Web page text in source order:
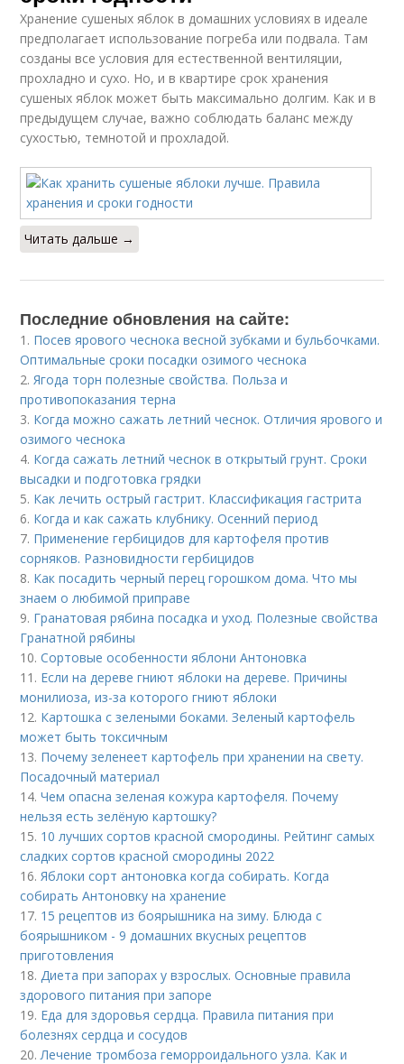
Хранение сушеных яблок в домашних условиях в идеале
предполагает использование погреба или подвала. Там
созданы все условия для естественной вентиляции,
прохладно и сухо. Но, и в квартире срок хранения
сушеных яблок может быть максимально долгим. Как и в
предыдущем случае, важно соблюдать баланс между
сухостью, темнотой и прохладой.
Читать дальше →
Последние обновления на сайте:
1. Посев ярового чеснока весной зубками и бульбочками.
Оптимальные сроки посадки озимого чеснока
2.Ягода торн полезные свойства. Польза и
противопоказания терна
3. Когда можно сажать летний чеснок. Отличия ярового и
озимого чеснока
4. Когда сажать летний чеснок в открытый грунт. Сроки
высадки и подготовка грядки
5. Как лечить острый гастрит. Классификация гастрита
6. Когда и как сажать клубнику. Осенний период
7. Применение гербицидов для картофеля против
сорняков. Разновидности гербицидов
8. Как посадить черный перец горошком дома. Что мы
знаем о любимой приправе
9. Гранатовая рябина посадка и уход. Полезные свойства
Гранатной рябины
10.Сортовые особенности яблони Антоновка
11. Если на дереве гниют яблоки на дереве. Причины
монилиоза, из-за которого гниют яблоки
12. Картошка с зелеными боками. Зеленый картофель
может быть токсичным
13. Почему зеленеет картофель при хранении на свету.
Посадочный материал
14.Чем опасна зеленая кожура картофеля. Почему
нельзя есть зелёную картошку?
15. 10 лучших сортов красной смородины. Рейтинг самых
сладких сортов красной смородины 2022
16.Яблоки сорт антоновка когда собирать. Когда
собирать Антоновку на хранение
17. 15 рецептов из боярышника на зиму. Блюда с
боярышником - 9 домашних вкусных рецептов
приготовления
18.Диета при запорах у взрослых. Основные правила
здорового питания при запоре
19. Еда для здоровья сердца. Правила питания при
болезнях сердца и сосудов
20.Лечение тромбоза геморроидального узла. Как и